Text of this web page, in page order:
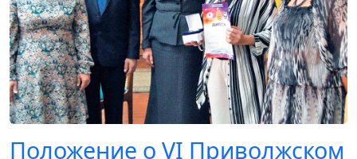
Положение о VI Приволжском